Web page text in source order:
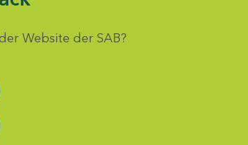
Website der SAB?
auswählen